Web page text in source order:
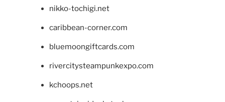
nikko-tochigi.net
caribbean-corner.com
bluemoongiftcards.com
rivercitysteampunkexpo.com
kchoops.net